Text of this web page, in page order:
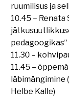
ruumilisus ja
10.45 –
pedagoogikas“
11.30 –
11.45 –
läbimängimine
Helbe Kalle)